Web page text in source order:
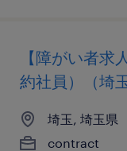
【障がい者求
約社員）（埼
埼玉, 埼玉県
contract